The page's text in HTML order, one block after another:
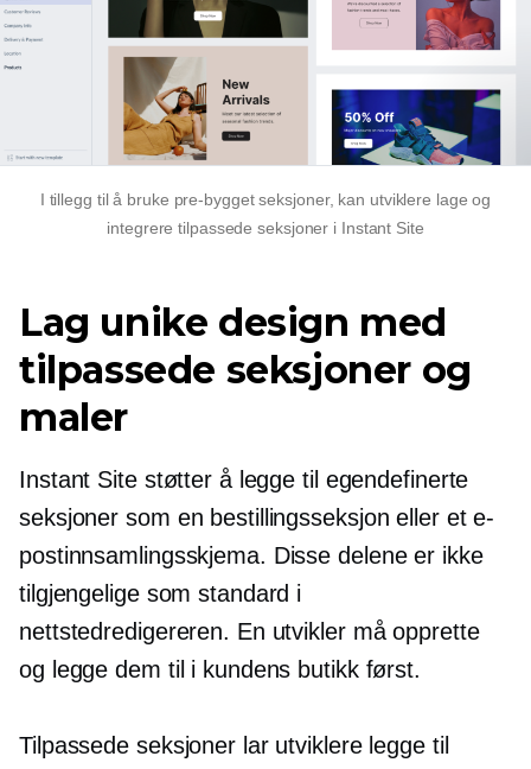
I tillegg til å bruke pre-byggetseksjoner, kan utviklere lage og
integrere tilpassede seksjoner i Instant Site
Lag unike design med
tilpassede seksjoner og
maler
Instant Site støtter å legge til egendefinerte
seksjoner som en bestillingsseksjon eller et e-
postinnsamlingsskjema. Disse delene er ikke
tilgjengelige som standard i
nettstedredigereren. En utvikler må opprette
og legge dem til i kundens butikk først.
Tilpassede seksjoner lar utviklere legge til